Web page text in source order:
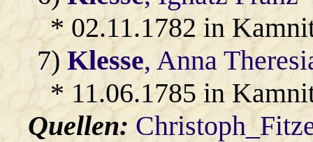
* 02.11.1782 in
7)Klesse, Anna
* 11.06.1785 in
Quellen: